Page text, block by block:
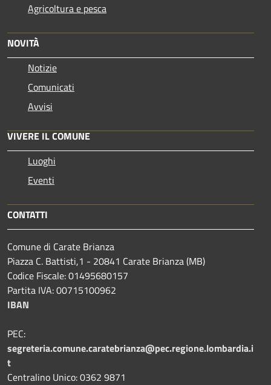
Agricoltura e pesca
NOVITÀ
Notizie
Comunicati
Avvisi
VIVERE IL COMUNE
Luoghi
Eventi
CONTATTI
Comune di Carate Brianza
Piazza C. Battisti,1 - 20841 Carate Brianza (MB)
Codice Fiscale: 01495680157
Partita IVA: 00715100962
IBAN
PEC:
segreteria.comune.caratebrianza@pec.regione.lombardia.i
t
Centralino Unico: 0362 9871